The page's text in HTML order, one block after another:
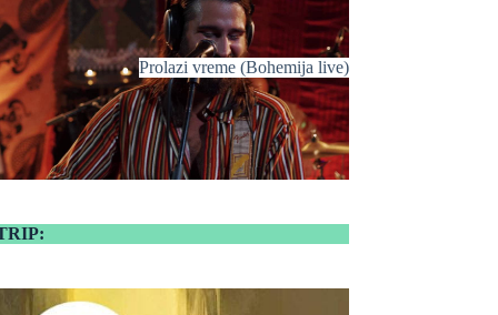
Prolazi vreme (Bohemija live)